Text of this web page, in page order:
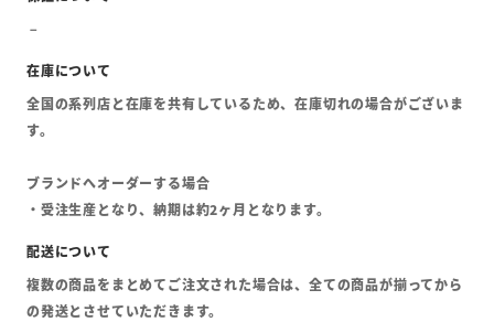
全国の系列店と在庫を共有しているため、在庫切れの場合がございま
す。
ブランドへオーダーする場合
・受注生産となり、納期は約2ヶ月となります。
複数の商品をまとめてご注文された場合は、全ての商品が揃ってから
の発送とさせていただきます。